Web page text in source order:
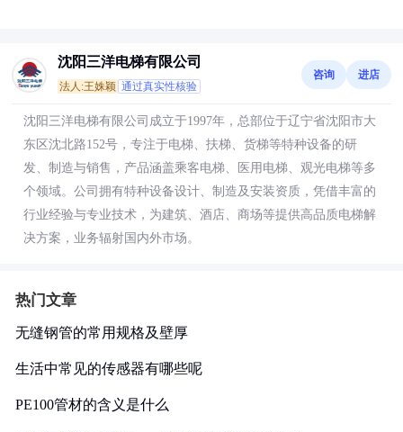
沈阳三洋电梯有限公司
法人:王姝颖 通过真实性核验
咨询 进店
沈阳三洋电梯有限公司成立于1997年，总部位于辽宁省沈阳市大
东区沈北路152号，专注于电梯、扶梯、货梯等特种设备的研
发、制造与销售，产品涵盖乘客电梯、医用电梯、观光电梯等多
个领域。公司拥有特种设备设计、制造及安装资质，凭借丰富的
行业经验与专业技术，为建筑、酒店、商场等提供高品质电梯解
决方案，业务辐射国内外市场。
热门文章
无缝钢管的常用规格及壁厚
生活中常见的传感器有哪些呢
PE100管材的含义是什么